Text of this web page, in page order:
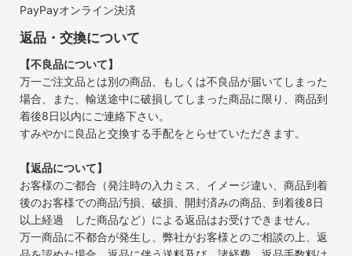
PayPayオンライン決済
返品・交換について
【不良品について】
万一ご注文品とは別の商品、もしくは不良品が届いてしまった
場合、また、輸送途中に破損してしまった商品に限り、商品到
着後8日以内にご連絡下さい。
すみやかに良品と交換する手配をとらせていただきます。
【返品について】
お客様のご都合（発注時の入力ミス、イメージ違い、商品到着
後のお客様での商品汚損、破損、開封済みの商品、到着後8日
以上経過 した商品など）による返品はお受けできません。
万一商品に不都合が発生し、弊社がお客様とのご相談の上、返